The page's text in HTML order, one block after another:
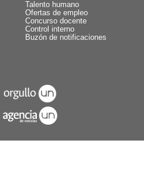
Talento humano
Ofertas de empleo
Concurso docente
Control interno
Buzón de notificaciones